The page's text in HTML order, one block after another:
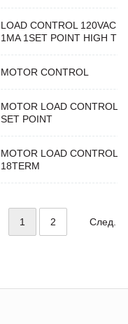
LOAD CONTROL 120VAC
1MA 1SET POINT HIGH
MOTOR CONTROL
MOTOR LOAD CONTROL
SET POINT
MOTOR LOAD CONTROL
18TERM
1 2 След.